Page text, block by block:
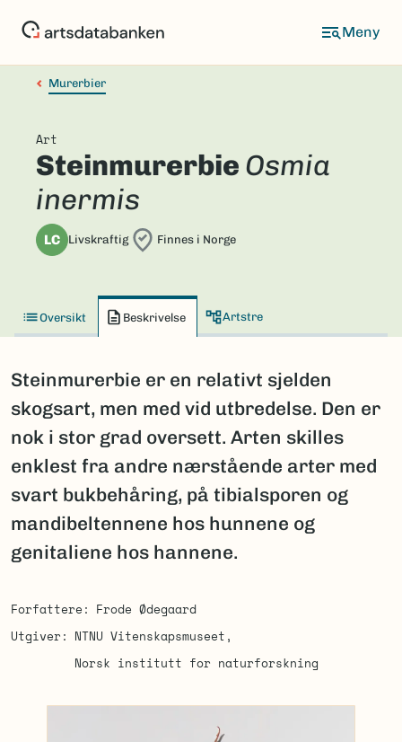
Murerbier
Art
Steinmurerbie Osmia
inermis
LC Livskraftig Finnes i Norge
Oversikt Beskrivelse Artstre
Steinmurerbie er en relativt sjelden
skogsart, men med vid utbredelse. Den er
nok i stor grad oversett. Arten skilles
enklest fra andre nærstående arter med
svart bukbehåring, på tibialsporen og
mandibeltennene hos hunnene og
genitaliene hos hannene.
Forfattere
Frode Ødegaard
Utgiver
NTNU Vitenskapsmuseet
Norsk institutt for naturforskning